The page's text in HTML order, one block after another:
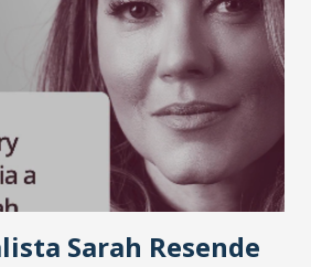
- Vivemos um momento em que todo
entregam de verdade. O NM2B
palco a quem constrói com
isso fica ainda mais claro.
genuíno sustenta a confiança entre
afirma Tamires So...
Sarah Resende